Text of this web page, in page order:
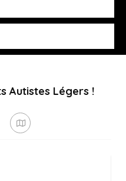
Autistes Légers !